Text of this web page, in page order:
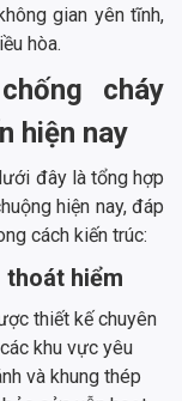
gian yên tĩnh,
hòa.
cháy
hiện nay
đây là tổng hợp
hiện nay, đáp
cách kiến trúc:
thoát hiểm
thiết kế chuyên
khu vực yêu
và khung thép